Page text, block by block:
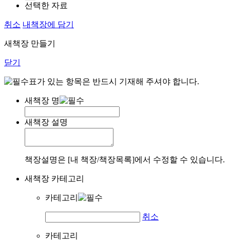
선택한 자료
취소 내책장에 담기
새책장 만들기
닫기
표가 있는 항목은 반드시 기재해 주셔야 합니다.
새책장 명
새책장 설명
책장설명은 [내 책장/책장목록]에서 수정할 수 있습니다.
새책장 카테고리
카테고리
취소
카테고리